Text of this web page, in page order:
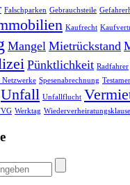
Falschparken Gebrauchsteile
Kaufrecht
Mangel Mietrückstand
Pünktlichkeit Radfahrer
Netzwerke Spesenabrechnung
Unfall Unfallflucht
Werktag